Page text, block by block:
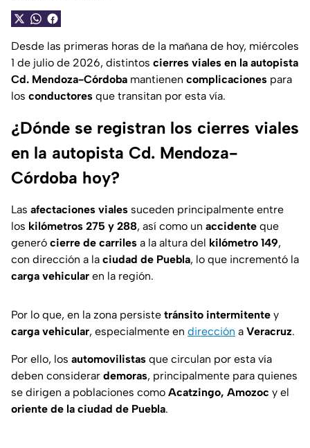
Desde las primeras horas de la mañana de hoy, miércoles
1 de julio de 2026, distintos cierres viales en la autopista
Cd. Mendoza-Córdoba mantienen complicaciones para
los conductores que transitan por esta vía.
¿Dónde se registran los cierres viales
en la autopista Cd. Mendoza-
Córdoba hoy?
Las afectaciones viales suceden principalmente entre
los kilómetros 275 y 288, así como un accidente que
generó cierre de carriles a la altura del kilómetro 149,
con dirección a la ciudad de Puebla, lo que incrementó la
carga vehicular en la región.
Por lo que, en la zona persiste tránsito intermitente y
carga vehicular, especialmente en dirección a Veracruz.
Por ello, los automovilistas que circulan por esta vía
deben considerar demoras, principalmente para quienes
se dirigen a poblaciones como Acatzingo, Amozoc y el
oriente de la ciudad de Puebla.